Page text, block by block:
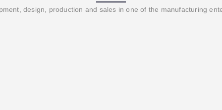
design, production and sales in one of the manufacturing